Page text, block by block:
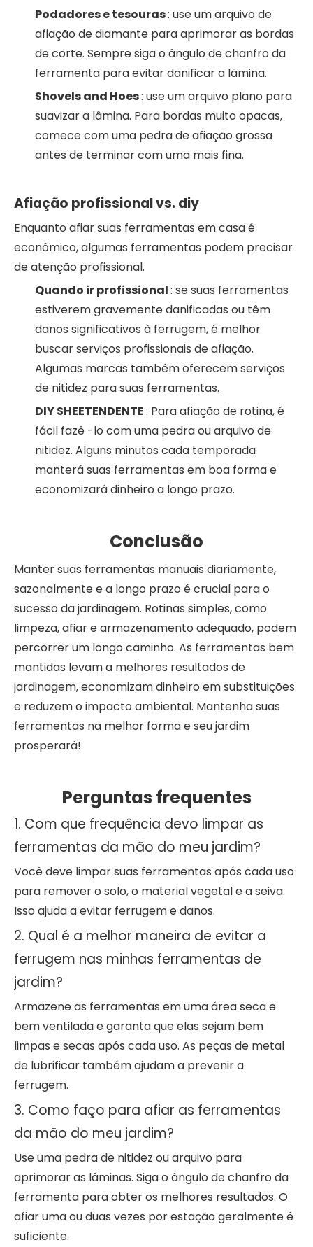
Podadores e tesouras: use um arquivo de
afiação de diamante para aprimorar as bordas
de corte. Sempre siga o ângulo de chanfro da
ferramenta para evitar danificar a lâmina.
Shovels and Hoes: use um arquivo plano para
suavizar a lâmina. Para bordas muito opacas,
comece com uma pedra de afiação grossa
antes de terminar com uma mais fina.
Afiação profissional vs. diy
Enquanto afiar suas ferramentas em casa é
econômico, algumas ferramentas podem precisar
de atenção profissional.
Quando ir profissional: se suas ferramentas
estiverem gravemente danificadas ou têm
danos significativos à ferrugem, é melhor
buscar serviços profissionais de afiação.
Algumas marcas também oferecem serviços
de nitidez para suas ferramentas.
DIY SHEETENDENTE: Para afiação de rotina, é
fácil fazê -lo com uma pedra ou arquivo de
nitidez. Alguns minutos cada temporada
manterá suas ferramentas em boa forma e
economizará dinheiro a longo prazo.
Conclusão
Manter suas ferramentas manuais diariamente,
sazonalmente e a longo prazo é crucial para o
sucesso da jardinagem. Rotinas simples, como
limpeza, afiar e armazenamento adequado, podem
percorrer um longo caminho. As ferramentas bem
mantidas levam a melhores resultados de
jardinagem, economizam dinheiro em substituições
e reduzem o impacto ambiental. Mantenha suas
ferramentas na melhor forma e seu jardim
prosperará!
Perguntas frequentes
1. Com que frequência devo limpar as
ferramentas da mão do meu jardim?
Você deve limpar suas ferramentas após cada uso
para remover o solo, o material vegetal e a seiva.
Isso ajuda a evitar ferrugem e danos.
2. Qual é a melhor maneira de evitar a
ferrugem nas minhas ferramentas de
jardim?
Armazene as ferramentas em uma área seca e
bem ventilada e garanta que elas sejam bem
limpas e secas após cada uso. As peças de metal
de lubrificar também ajudam a prevenir a
ferrugem.
3. Como faço para afiar as ferramentas
da mão do meu jardim?
Use uma pedra de nitidez ou arquivo para
aprimorar as lâminas. Siga o ângulo de chanfro da
ferramenta para obter os melhores resultados. O
afiar uma ou duas vezes por estação geralmente é
suficiente.